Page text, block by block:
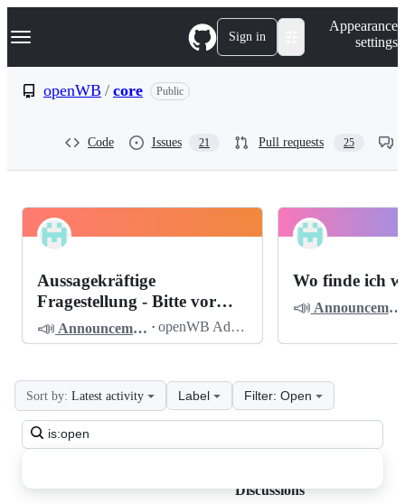
k
p
Navigation Menu Sign in
Appearance
settings
openWB / core Public
Code Issues 21 Pull requests 25
openWB
Discussions
Pinned
Aussagekräftige
Fragestellung - Bitte vor
dem Posten lesen
📣 Announcements · openWB Admin
Wo finde ich
📣 Announcements
Search
all
Sort by: Latest activity Label Filter: Open
Discussions